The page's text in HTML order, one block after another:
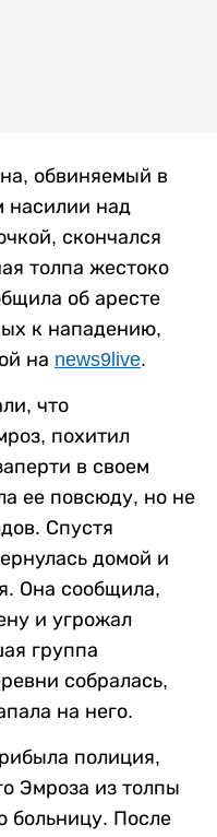
обвиняемый в
насилии над
скончался
толпа жестоко
об аресте
к нападению,
на news9live.
что
похитил
в своем
ее повсюду, но не
Спустя
домой и
Она сообщила,
и угрожал
группа
собралась,
на него.
полиция,
Эмроза из толпы
больницу. После